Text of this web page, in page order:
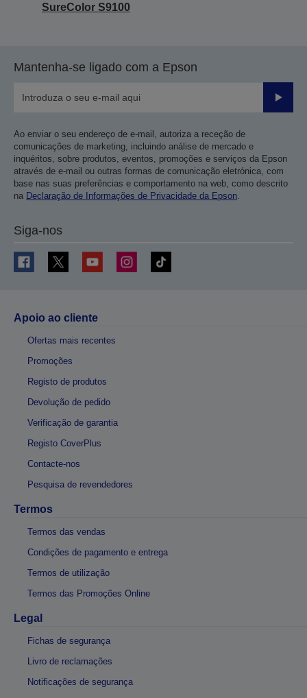
SureColor S9100
Mantenha-se ligado com a Epson
Enviar
Ao enviar o seu endereço de e-mail, autoriza a receção de
comunicações de marketing, incluindo análise de mercado e
inquéritos, sobre produtos, eventos, promoções e serviços da Epson
através de e-mail ou outras formas de comunicação eletrónica, com
base nas suas preferências e comportamento na web, como descrito
na Declaração de Informações de Privacidade da Epson
Siga-nos
Apoio ao cliente
Ofertas mais recentes
Promoções
Registo de produtos
Devolução de pedido
Verificação de garantia
Registo CoverPlus
Contacte-nos
Pesquisa de revendedores
Termos
Termos das vendas
Condições de pagamento e entrega
Termos de utilização
Termos das Promoções Online
Legal
Fichas de segurança
Livro de reclamações
Notificações de segurança